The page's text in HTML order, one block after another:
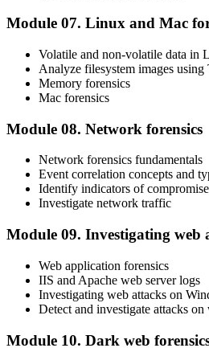
Module 07. Linux and Mac
Volatile and non-volatile data in
Analyze filesystem images
Memory forensics
Mac forensics
Module 08. Network forensics
Network forensics fundamentals
Event correlation concepts and
Identify indicators of
Investigate network traffic
Module 09. Investigating web
Web application forensics
IIS and Apache web server logs
Investigating web attacks on
Detect and investigate attacks
Module 10. Dark web